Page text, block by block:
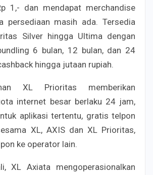
1,- dan mendapat merchandise
persediaan masih ada. Tersedia
Silver hingga Ultima dengan
6 bulan, 12 bulan, dan 24
hingga jutaan rupiah.
XL Prioritas memberikan
internet besar berlaku 24 jam,
aplikasi tertentu, gratis telpon
XL, AXIS dan XL Prioritas,
ke operator lain.
XL Axiata mengoperasionalkan